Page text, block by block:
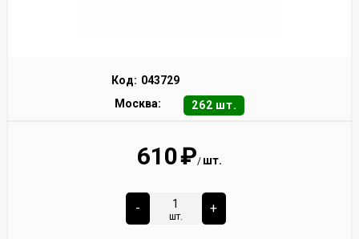
Код: 043729
Москва:
262 шт.
610₽/ шт.
-
шт.
+